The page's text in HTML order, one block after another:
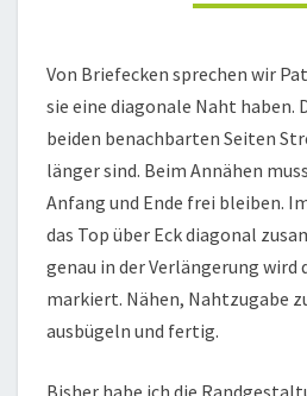
Von Briefecken sprechen wir
sie eine diagonale Naht haben.
beiden benachbarten Seiten
länger sind. Beim Annähen
Anfang und Ende frei bleiben.
das Top über Eck diagonal
genau in der Verlängerung wird
markiert. Nähen, Nahtzugabe
ausbügeln und fertig.